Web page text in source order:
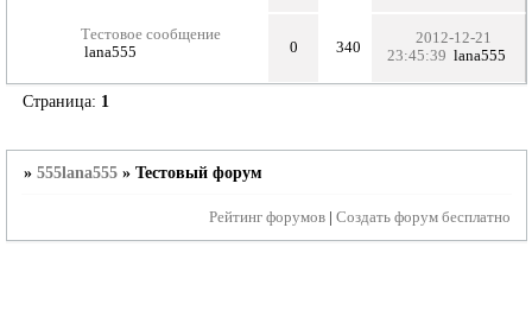
Тестовое сообщение
lana555
0 340
2012-12-21
23:45:39 lana555
Страница: 1
» 555lana555 » Тестовый форум
Рейтинг форумов |Создать форум бесплатно